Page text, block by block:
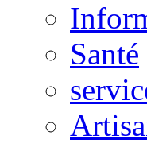
Santé